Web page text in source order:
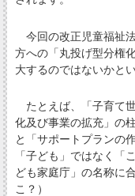
今回の改正児童福祉
方への「丸投げ型分権
大するのではないかと
たとえば、「子育て
化及び事業の拡充」の
と「サポートプランの
「子ども」ではなく「
ども家庭庁」の名称に
こ？）